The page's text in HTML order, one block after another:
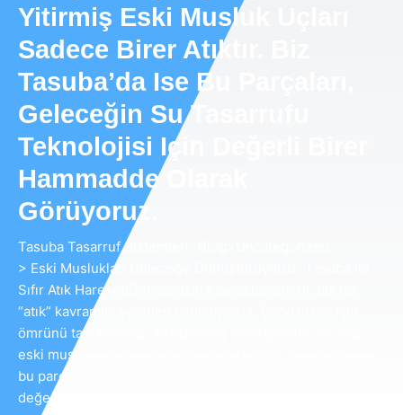
Yitirmiş Eski Musluk Uçları
Sadece Birer Atıktır. Biz
Tasuba’da Ise Bu Parçaları,
Geleceğin Su Tasarrufu
Teknolojisi Için Değerli Birer
Hammadde Olarak
Görüyoruz.
Tasuba Tasarruf Sistemleri
> Eski Muslukları Geleceğe Dönüştürüyoruz: Tasuba ile
Sıfır Atık HareketiDünyamızın kaynakları sınırlı; biz ise
“atık” kavramını yeniden tanımlıyoruz. Çoğu insan için
ömrünü tamamlamış, kireçlenmiş veya işlevini yitirmiş
eski musluk uçları sadece birer atıktır. Biz Tasuba’da ise
bu parçaları, geleceğin su tasarrufu teknolojisi için
değerli birer hammadde olarak görüyoruz.